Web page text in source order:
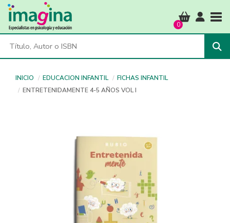
0
INICIO EDUCACION INFANTIL
FICHAS INFANTIL
ENTRETENIDAMENTE 4-5 AÑOS VOL I